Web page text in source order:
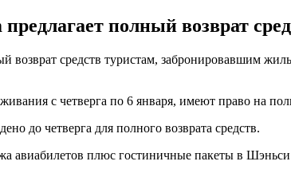
предлагает полный возврат
возврат средств туристам, забронировавшим
с четверга по 6 января, имеют право на
до четверга для полного возврата средств.
авиабилетов плюс гостиничные пакеты в